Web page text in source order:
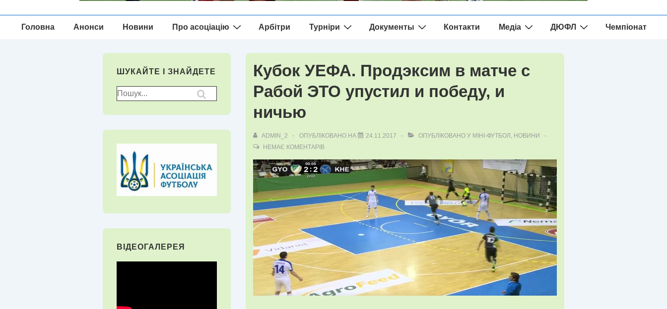
Головна
Головна Анонси Новини Про асоціацію Арбітри Турніри Документы Контакти Медіа ДЮФЛ Чемпіонат
Кубок УЕФА. Продэксим в матче с
Рабой ЭТО упустил и победу, и
ничью
ADMIN_2 ОПУБЛІКОВАНО НА 24.11.2017 ОПУБЛІКОВАНО У МІНІ-ФУТБОЛ , НОВИНИ
НЕМАЄ КОМЕНТАРІВ
ШУКАЙТЕ І ЗНАЙДЕТЕ
Пошук
для:
ВІДЕОГАЛЕРЕЯ